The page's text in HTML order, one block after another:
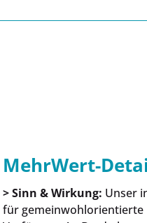
MehrWert-
> Sinn & Wirkung: Unser
für gemeinwohlorientierte